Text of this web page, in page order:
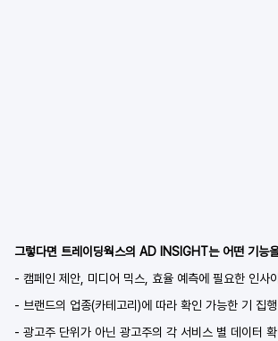
그렇다면 트레이딩웍스의 AD INSIGHT는 어떤 기능
- 캠페인 제안, 미디어 믹스, 효율 예측에 필요한 인사
- 브랜드의 업종(카테고리)에 따라 확인 가능한 기 집
- 광고주 단위가 아닌 광고주의 각 서비스 별 데이터